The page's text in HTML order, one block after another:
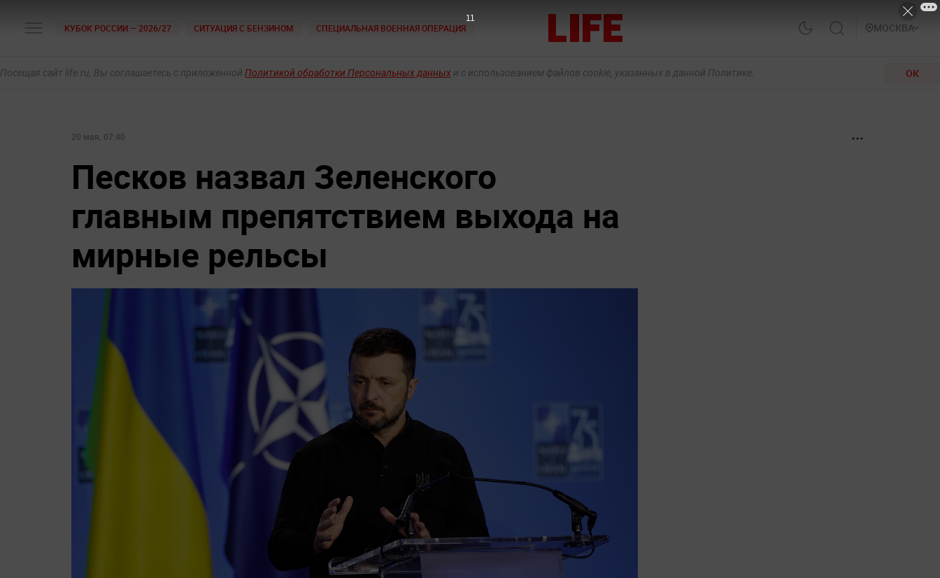
КУБОК РОССИИ — 2026/27 СИТУАЦИЯ С БЕНЗИНОМ СПЕЦИАЛЬНАЯ ВОЕННАЯ ОПЕРАЦИЯ МОСКВА
Посещая сайт life.ru, Вы соглашаетесь с приложенной Политикой обработки Персональных данных и с использованием файлов cookie, указанных в данной Политике. ОК
20 мая, 07:40
Песков назвал Зеленского
главным препятствием выхода на
мирные рельсы
9